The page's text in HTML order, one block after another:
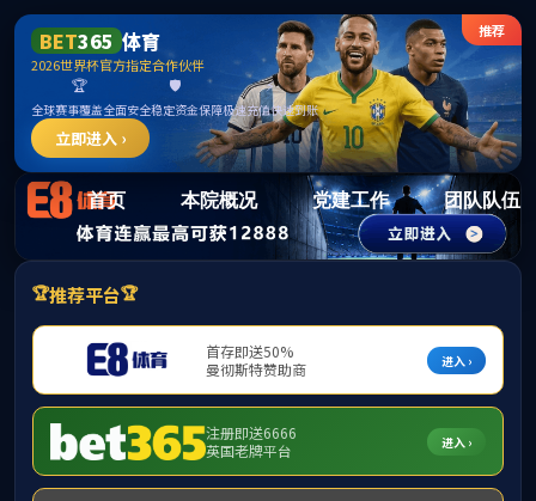
15vip
首页 本院概况 党建工作 团队队伍